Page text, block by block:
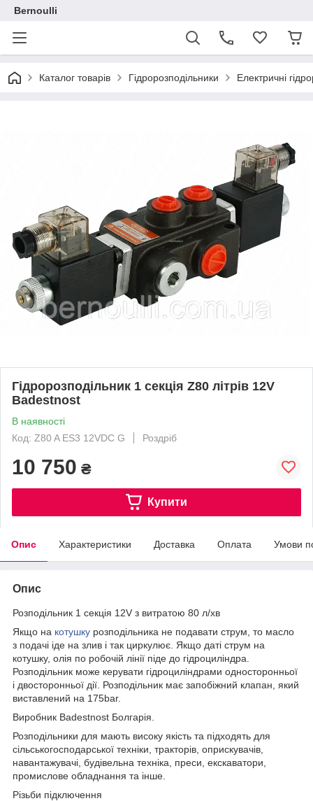
Bernoulli
Каталог товарів Гідророзподільники Електричні
Гідророзподільник 1 секція Z80 літрів 12V
Badestnost
В наявності
Код: Z80 A ES3 12VDC G
Роздріб
10 750 ₴
Купити
Опис Характеристики Доставка Оплата Умови
Опис
Розподільник 1 секція 12V з витратою 80 л/хв
Якщо на котушку розподільника не подавати струм, то масло
з подачі іде на злив і так циркулює. Якщо даті струм на
котушку, олія по робочій лінії піде до гідроциліндра.
Розподільник може керувати гідроциліндрами односторонньої
і двосторонньої дії. Розподільник має запобіжний клапан, який
виставлений на 175bar.
Виробник Badestnost Болгарія.
Розподільники для мають високу якість та підходять для
сільськогосподарської техніки, тракторів, оприскувачів,
навантажувачі, будівельна техніка, преси, екскаватори,
промислове обладнання та інше.
Різьби підключення